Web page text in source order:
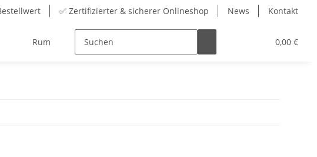
✅ Zertifizierter & sicherer Onlineshop News Kontakt
0,00 €
Rum Sortiment Adventskalender